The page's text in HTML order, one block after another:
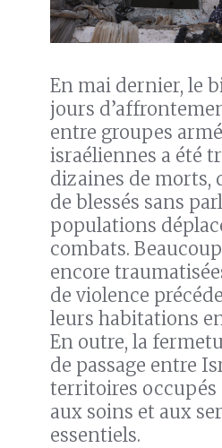
En mai dernier, le
jours
entre groupes
israéliennes a été
dizaines de morts,
de blessés sans
populations
combats.
encore
de violence
leurs habitations
En outre, la
de passage entre
territoires occupés
aux soins et aux
essentiels.